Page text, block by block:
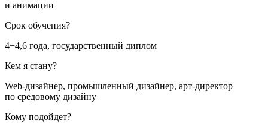
и анимации
Срок обучения?
4−4,6 года, государственный диплом
Кем я стану?
Web-дизайнер, промышленный дизайнер, арт-директор
по средовому дизайну
Кому подойдет?